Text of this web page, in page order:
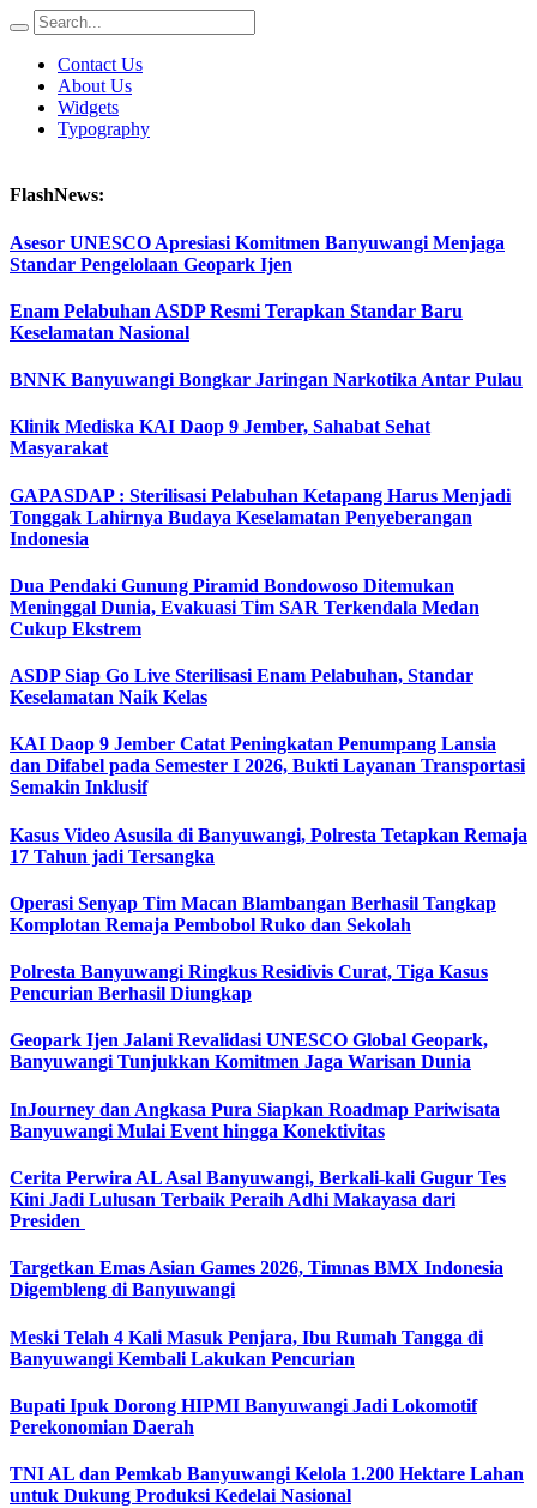
Contact Us
About Us
Widgets
Typography
FlashNews:
Asesor UNESCO Apresiasi Komitmen Banyuwangi Menjaga
Standar Pengelolaan Geopark Ijen
Enam Pelabuhan ASDP Resmi Terapkan Standar Baru
Keselamatan Nasional
BNNK Banyuwangi Bongkar Jaringan Narkotika Antar Pulau
Klinik Mediska KAI Daop 9 Jember, Sahabat Sehat
Masyarakat
GAPASDAP : Sterilisasi Pelabuhan Ketapang Harus Menjadi
Tonggak Lahirnya Budaya Keselamatan Penyeberangan
Indonesia
Dua Pendaki Gunung Piramid Bondowoso Ditemukan
Meninggal Dunia, Evakuasi Tim SAR Terkendala Medan
Cukup Ekstrem
ASDP Siap Go Live Sterilisasi Enam Pelabuhan, Standar
Keselamatan Naik Kelas
KAI Daop 9 Jember Catat Peningkatan Penumpang Lansia
dan Difabel pada Semester I 2026, Bukti Layanan Transportasi
Semakin Inklusif
Kasus Video Asusila di Banyuwangi, Polresta Tetapkan Remaja
17 Tahun jadi Tersangka
Operasi Senyap Tim Macan Blambangan Berhasil Tangkap
Komplotan Remaja Pembobol Ruko dan Sekolah
Polresta Banyuwangi Ringkus Residivis Curat, Tiga Kasus
Pencurian Berhasil Diungkap
Geopark Ijen Jalani Revalidasi UNESCO Global Geopark,
Banyuwangi Tunjukkan Komitmen Jaga Warisan Dunia
InJourney dan Angkasa Pura Siapkan Roadmap Pariwisata
Banyuwangi Mulai Event hingga Konektivitas
Cerita Perwira AL Asal Banyuwangi, Berkali-kali Gugur Tes
Kini Jadi Lulusan Terbaik Peraih Adhi Makayasa dari
Presiden
Targetkan Emas Asian Games 2026, Timnas BMX Indonesia
Digembleng di Banyuwangi
Meski Telah 4 Kali Masuk Penjara, Ibu Rumah Tangga di
Banyuwangi Kembali Lakukan Pencurian
Bupati Ipuk Dorong HIPMI Banyuwangi Jadi Lokomotif
Perekonomian Daerah
TNI AL dan Pemkab Banyuwangi Kelola 1.200 Hektare Lahan
untuk Dukung Produksi Kedelai Nasional